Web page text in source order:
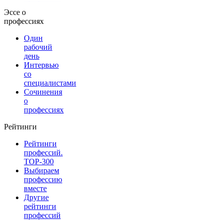
Эссе о
профессиях
Один
рабочий
день
Интервью
со
специалистами
Сочинения
о
профессиях
Рейтинги
Рейтинги
профессий.
TOP-300
Выбираем
профессию
вместе
Другие
рейтинги
профессий